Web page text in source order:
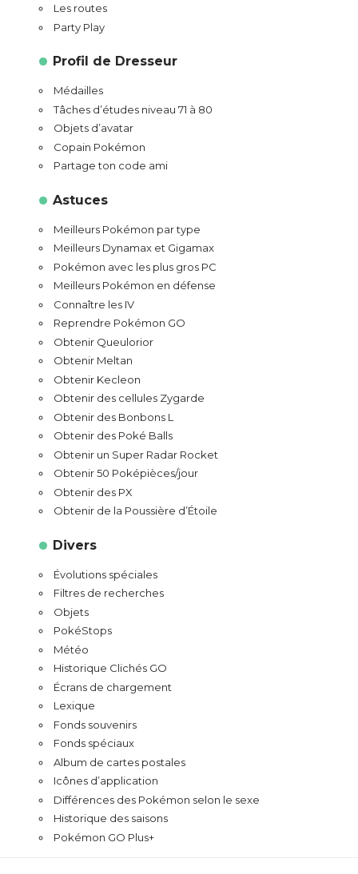
Les routes
Party Play
Profil de Dresseur
Médailles
Tâches d’études niveau 71 à 80
Objets d’avatar
Copain Pokémon
Partage ton code ami
Astuces
Meilleurs Pokémon par type
Meilleurs Dynamax et Gigamax
Pokémon avec les plus gros PC
Meilleurs Pokémon en défense
Connaître les IV
Reprendre Pokémon GO
Obtenir Queulorior
Obtenir Meltan
Obtenir Kecleon
Obtenir des cellules Zygarde
Obtenir des Bonbons L
Obtenir des Poké Balls
Obtenir un Super Radar Rocket
Obtenir 50 Poképièces/jour
Obtenir des PX
Obtenir de la Poussière d’Étoile
Divers
Évolutions spéciales
Filtres de recherches
Objets
PokéStops
Météo
Historique Clichés GO
Écrans de chargement
Lexique
Fonds souvenirs
Fonds spéciaux
Album de cartes postales
Icônes d’application
Différences des Pokémon selon le sexe
Historique des saisons
Pokémon GO Plus+